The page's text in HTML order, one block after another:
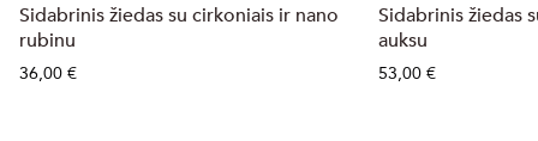
Sidabrinis žiedas su cirkoniais ir nano
rubinu
36,00 €
Sidabrinis žiedas
auksu
53,00 €